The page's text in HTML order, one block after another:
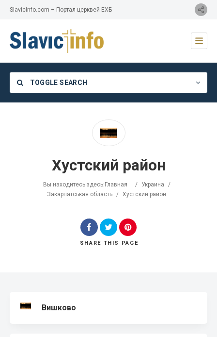
SlavicInfo.com – Портал церквей ЕХБ
TOGGLE SEARCH
Хустский район
Вы находитесь здесь: Главная / Украина
/
Закарпатськая область / Хустский район
SHARE THIS PAGE
Вишково